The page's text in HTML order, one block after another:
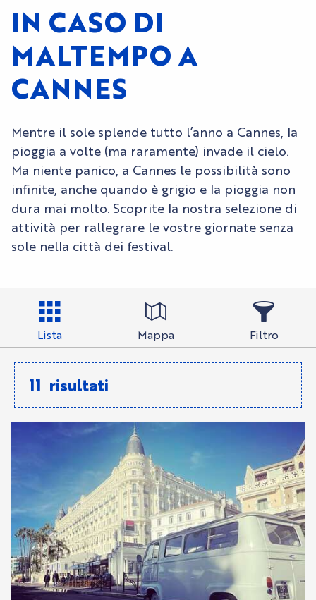
IN CASO DI
MALTEMPO A
CANNES
Mentre il sole splende tutto l’anno a Cannes, la
pioggia a volte (ma raramente) invade il cielo.
Ma niente panico, a Cannes le possibilità sono
infinite, anche quando è grigio e la pioggia non
dura mai molto. Scoprite la nostra selezione di
attività per rallegrare le vostre giornate senza
sole nella città dei festival.
Lista Mappa Filtro
11 risultati